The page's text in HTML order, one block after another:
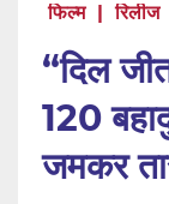
फिल्म | रिलीज
“दिल
120
जमकर